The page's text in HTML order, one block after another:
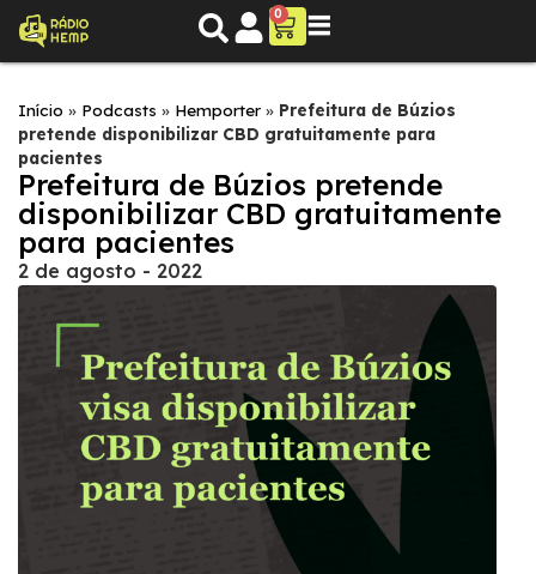
0
Início » Podcasts » Hemporter » Prefeitura de Búzios
pretende disponibilizar CBD gratuitamente para
pacientes
Prefeitura de Búzios pretende
disponibilizar CBD gratuitamente
para pacientes
2 de agosto - 2022